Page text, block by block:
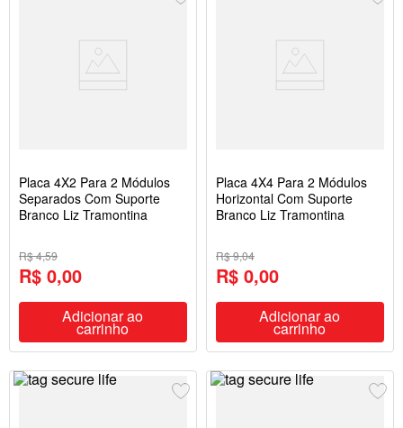
Placa 4X2 Para 2 Módulos
Separados Com Suporte
Branco Liz Tramontina
R$ 4,59
R$ 0,00
Adicionar ao
carrinho
Placa 4X4 Para 2 Módulos
Horizontal Com Suporte
Branco Liz Tramontina
R$ 9,04
R$ 0,00
Adicionar ao
carrinho